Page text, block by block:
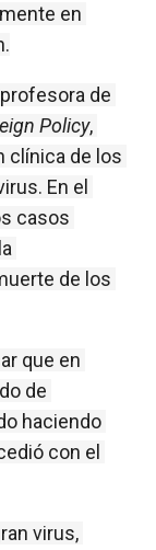
en
de
Policy,
clínica de los
En el
casos
de los
que en
de
haciendo
con el
virus,